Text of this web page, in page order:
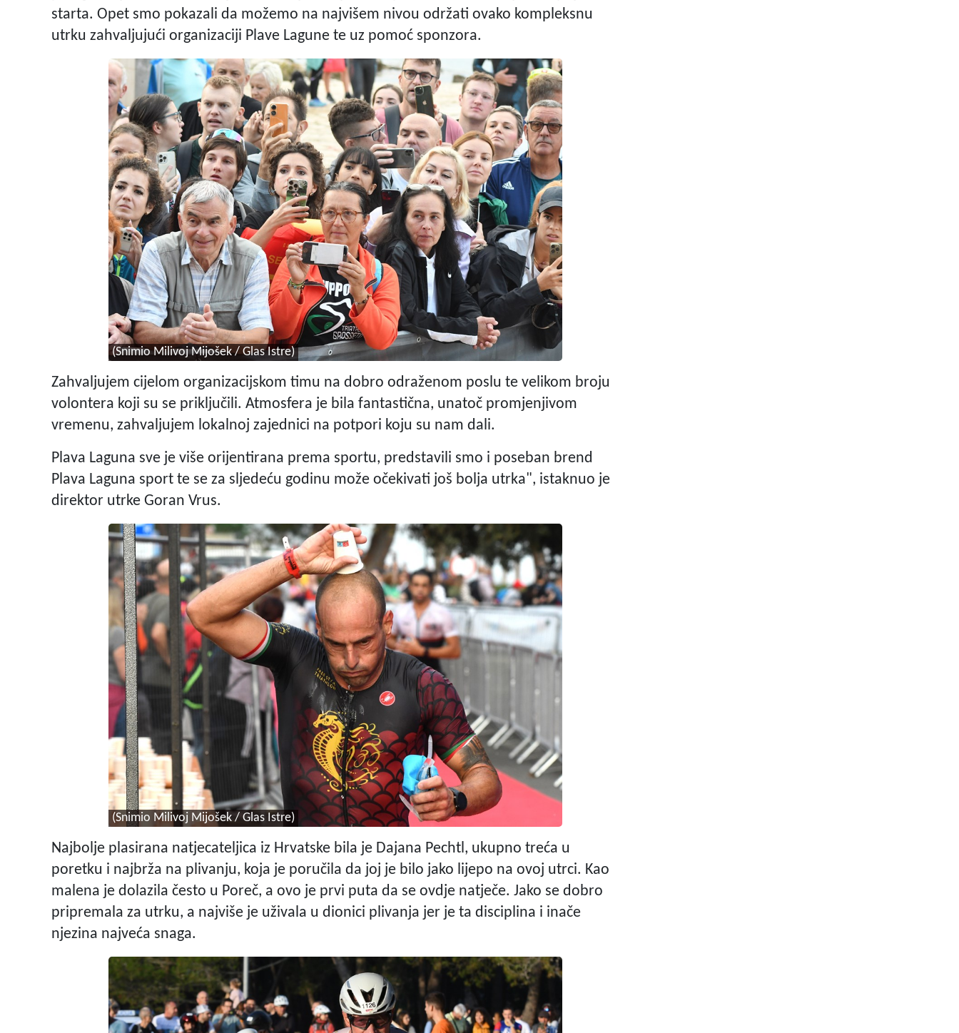
starta. Opet smo pokazali da možemo na najvišem nivou održati ovako kompleksnu
utrku zahvaljujući organizaciji Plave Lagune te uz pomoć sponzora.
(Snimio Milivoj Mijošek / Glas Istre)
Zahvaljujem cijelom organizacijskom timu na dobro odraženom poslu te velikom broju
volontera koji su se priključili. Atmosfera je bila fantastična, unatoč promjenjivom
vremenu, zahvaljujem lokalnoj zajednici na potpori koju su nam dali.
Plava Laguna sve je više orijentirana prema sportu, predstavili smo i poseban brend
Plava Laguna sport te se za sljedeću godinu može očekivati još bolja utrka", istaknuo je
direktor utrke Goran Vrus.
(Snimio Milivoj Mijošek / Glas Istre)
Najbolje plasirana natjecateljica iz Hrvatske bila je Dajana Pechtl, ukupno treća u
poretku i najbrža na plivanju, koja je poručila da joj je bilo jako lijepo na ovoj utrci. Kao
malena je dolazila često u Poreč, a ovo je prvi puta da se ovdje natječe. Jako se dobro
pripremala za utrku, a najviše je uživala u dionici plivanja jer je ta disciplina i inače
njezina najveća snaga.